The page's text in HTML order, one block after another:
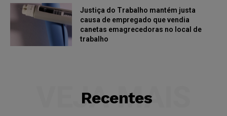
Justiça do Trabalho mantém justa
causa de empregado que vendia
canetas emagrecedoras no local de
trabalho
Recentes
VEJA MAIS